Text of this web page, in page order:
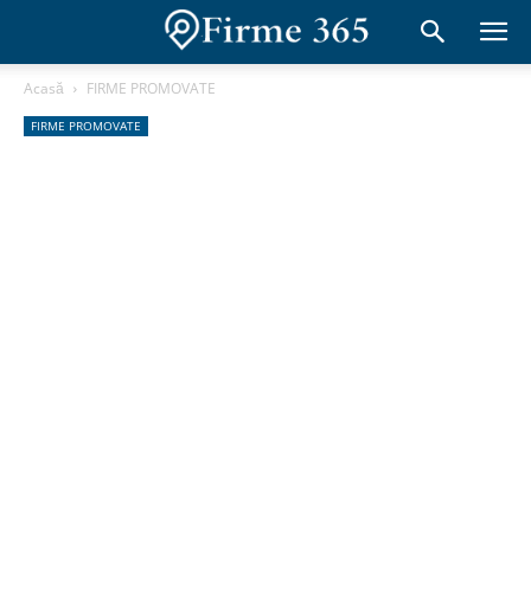
Acasă FIRME PROMOVATE
FIRME PROMOVATE